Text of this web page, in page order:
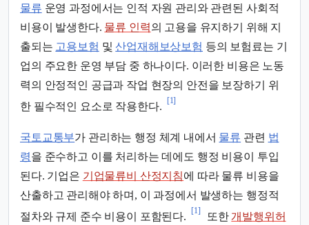
물류 운영 과정에서는 인적 자원 관리와 관련된 사회적
비용이 발생한다. 물류 인력의 고용을 유지하기 위해 지
출되는 고용보험 및산업재해보상보험 등의 보험료는 기
업의 주요한 운영 부담 중 하나이다. 이러한 비용은 노동
력의 안정적인 공급과 작업 현장의 안전을 보장하기 위
한 필수적인 요소로 작용한다.
[1]
국토교통부가 관리하는 행정 체계 내에서 물류 관련 법
령을 준수하고 이를 처리하는 데에도 행정 비용이 투입
된다. 기업은 기업물류비 산정지침에 따라 물류 비용을
산출하고 관리해야 하며, 이 과정에서 발생하는 행정적
절차와 규제 준수 비용이 포함된다.
[1]
또한 개발행위허